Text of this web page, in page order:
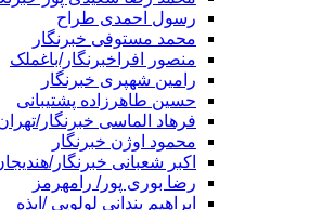
رسول احمدی طراح
محمد مستوفی خبرنگار
منصور افراخبرنگار/باغملک
رامین شهپری خبرنگار
حسین طاهرزاده پشتیبانی
فرهاد الماسی خبرنگار/تهران
محمود اوژن خبرنگار
اکبر شعبانی خبرنگار/هندیجان
رضا بوری پور/ رامهرمز
ابراهیم بندانی لولویی /ایذه